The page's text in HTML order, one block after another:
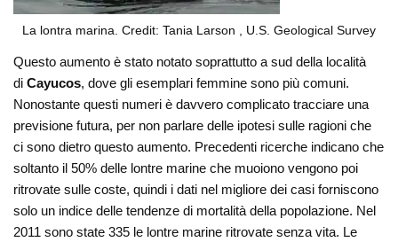
La lontra marina. Credit: Tania Larson , U.S. Geological Survey
Questo aumento è stato notato soprattutto a sud della località
diCayucos, dove gli esemplari femmine sono più comuni.
Nonostante questi numeri è davvero complicato tracciare una
previsione futura, per non parlare delle ipotesi sulle ragioni che
ci sono dietro questo aumento. Precedenti ricerche indicano che
soltanto il 50% delle lontre marine che muoiono vengono poi
ritrovate sulle coste, quindi i dati nel migliore dei casi forniscono
solo un indice delle tendenze di mortalità della popolazione. Nel
2011 sono state 335 le lontre marine ritrovate senza vita. Le